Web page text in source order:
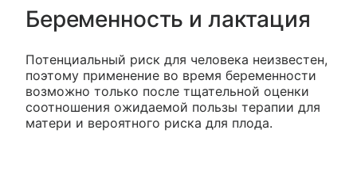
Беременность и лактация
Потенциальный риск для человека неизвестен,
поэтому применение во время беременности
возможно только после тщательной оценки
соотношения ожидаемой пользы терапии для
матери и вероятного риска для плода.